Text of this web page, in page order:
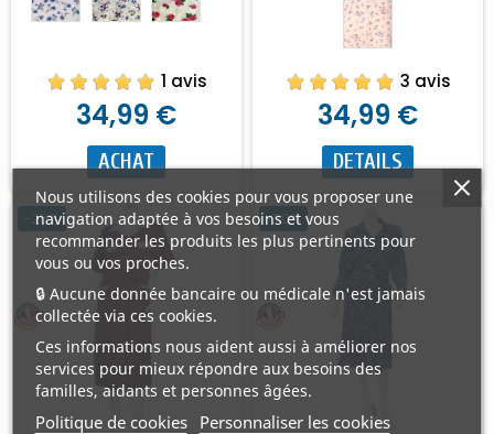
1 avis
34,99 €
ACHAT
3 avis
34,99 €
DETAILS
-25% -30%
Nous utilisons des cookies pour vous proposer une
navigation adaptée à vos besoins et vous
recommander les produits les plus pertinents pour
vous ou vos proches.
🔒 Aucune donnée bancaire ou médicale n'est jamais
collectée via ces cookies.
Ces informations nous aident aussi à améliorer nos
services pour mieux répondre aux besoins des
familles, aidants et personnes âgées.
Politique de cookies Personnaliser les cookies